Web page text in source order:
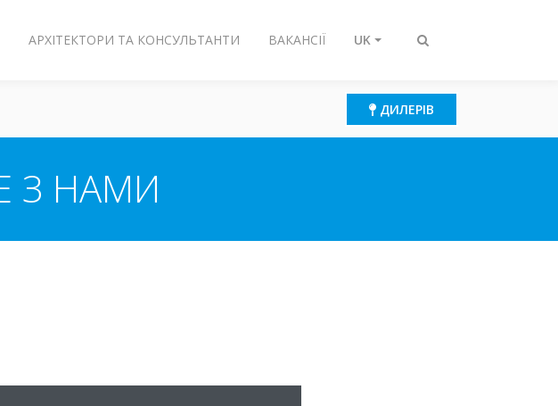
Перемикнути
АРХІТЕКТОРИ ТА КОНСУЛЬТАНТИ ВАКАНСІЇ UK
ДИЛЕРІВ
З НАМИ